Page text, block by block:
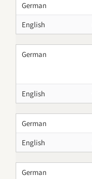
German
English
German
English
German
English
German